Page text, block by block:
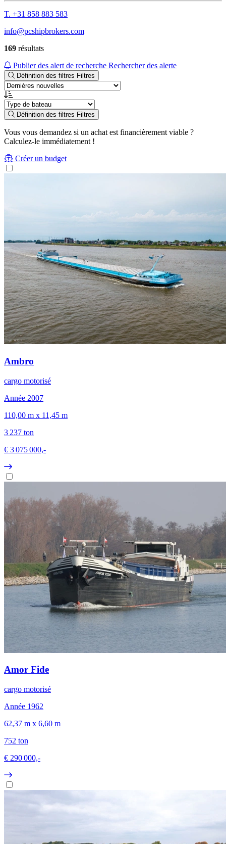
T. +31 858 883 583
info@pcshipbrokers.com
169 résultats
Publier des alert de recherche Rechercher des alerte
Définition des filtres Filtres
Définition des filtres Filtres
Vous vous demandez si un achat est financièrement viable ?
Calculez-le immédiatement !
Créer un budget
Ambro
cargo motorisé
Année 2007
110,00 m x 11,45 m
3 237 ton
€ 3 075 000,-
Amor Fide
cargo motorisé
Année 1962
62,37 m x 6,60 m
752 ton
€ 290 000,-